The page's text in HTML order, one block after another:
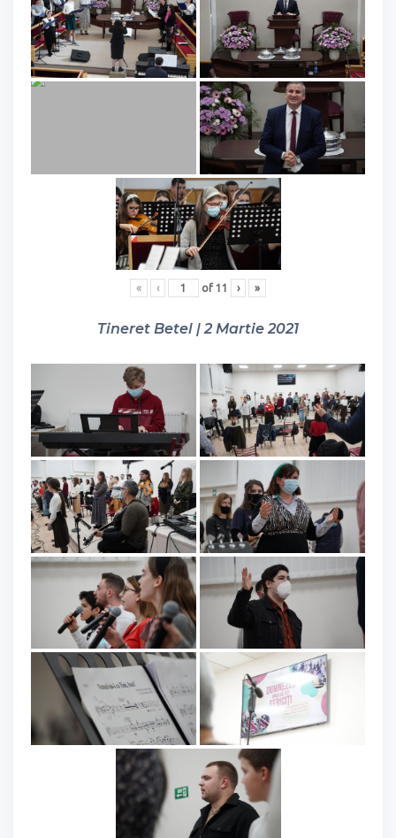
« ‹ of 11 › »
Tineret Betel | 2 Martie 2021